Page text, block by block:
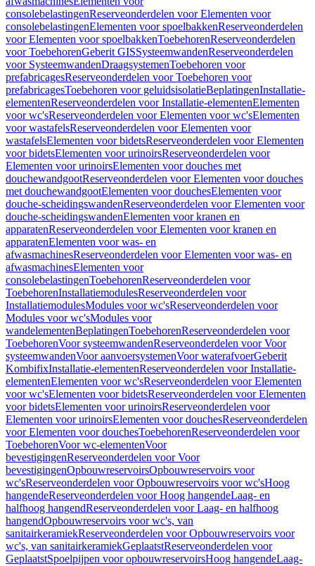
consolebelastingenReserveonderdelen voor Elementen voor
consolebelastingenElementen voor spoelbakkenReserveonderdelen
voor Elementen voor spoelbakkenToebehorenReserveonderdelen
voor ToebehorenGeberit GISSysteemwandenReserveonderdelen
voor SysteemwandenDraagsystemenToebehoren voor
prefabricagesReserveonderdelen voor Toebehoren voor
prefabricagesToebehoren voor geluidsisolatieBeplatingenInstallatie-
elementenReserveonderdelen voor Installatie-elementenElementen
voor wc'sReserveonderdelen voor Elementen voor wc'sElementen
voor wastafelsReserveonderdelen voor Elementen voor
wastafelsElementen voor bidetsReserveonderdelen voor Elementen
voor bidetsElementen voor urinoirsReserveonderdelen voor
Elementen voor urinoirsElementen voor douches met
douchewandgootReserveonderdelen voor Elementen voor douches
met douchewandgootElementen voor douchesElementen voor
douche-scheidingswandenReserveonderdelen voor Elementen voor
douche-scheidingswandenElementen voor kranen en
apparatenReserveonderdelen voor Elementen voor kranen en
apparatenElementen voor was- en
afwasmachinesReserveonderdelen voor Elementen voor was- en
afwasmachinesElementen voor
consolebelastingenToebehorenReserveonderdelen voor
ToebehorenInstallatiemodulesReserveonderdelen voor
InstallatiemodulesModules voor wc'sReserveonderdelen voor
Modules voor wc'sModules voor
wandelementenBeplatingenToebehorenReserveonderdelen voor
ToebehorenVoor systeemwandenReserveonderdelen voor Voor
systeemwandenVoor aanvoersystemenVoor waterafvoerGeberit
KombifixInstallatie-elementenReserveonderdelen voor Installatie-
elementenElementen voor wc'sReserveonderdelen voor Elementen
voor wc'sElementen voor bidetsReserveonderdelen voor Elementen
voor bidetsElementen voor urinoirsReserveonderdelen voor
Elementen voor urinoirsElementen voor douchesReserveonderdelen
voor Elementen voor douchesToebehorenReserveonderdelen voor
ToebehorenVoor wc-elementenVoor
bevestigingenReserveonderdelen voor Voor
bevestigingenOpbouwreservoirsOpbouwreservoirs voor
wc'sReserveonderdelen voor Opbouwreservoirs voor wc'sHoog
hangendeReserveonderdelen voor Hoog hangendeLaag- en
halfhoog hangendReserveonderdelen voor Laag- en halfhoog
hangendOpbouwreservoirs voor wc's, van
sanitairkeramiekReserveonderdelen voor Opbouwreservoirs voor
wc's, van sanitairkeramiekGeplaatstReserveonderdelen voor
GeplaatstSpoelpijpen voor opbouwreservoirsHoog hangendeLaag-